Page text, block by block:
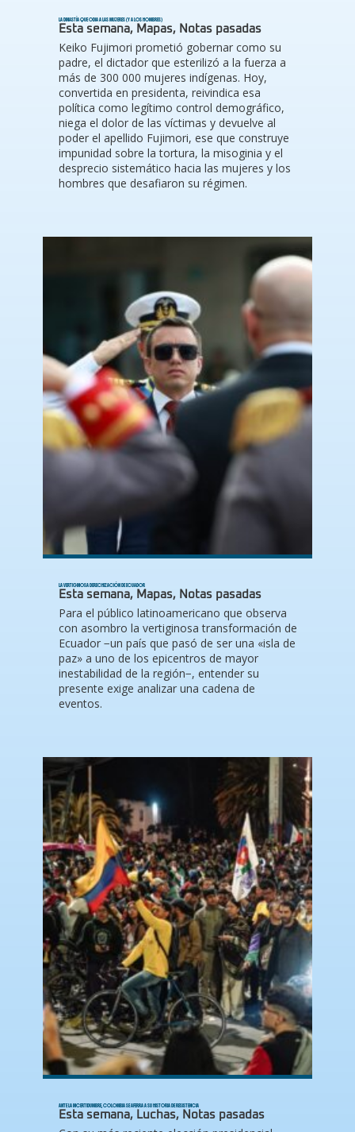
LA DINASTÍA QUE ODIA A LAS MUJERES (Y A LOS HOMBRES)
Esta semana, Mapas, Notas pasadas
Keiko Fujimori prometió gobernar como su
padre, el dictador que esterilizó a la fuerza a
más de 300 000 mujeres indígenas. Hoy,
convertida en presidenta, reivindica esa
política como legítimo control demográfico,
niega el dolor de las víctimas y devuelve al
poder el apellido Fujimori, ese que construye
impunidad sobre la tortura, la misoginia y el
desprecio sistemático hacia las mujeres y los
hombres que desafiaron su régimen.
LA VERTIGINOSA DERECHIZACIÓN DE ECUADOR
Esta semana, Mapas, Notas pasadas
Para el público latinoamericano que observa
con asombro la vertiginosa transformación de
Ecuador −un país que pasó de ser una «isla de
paz» a uno de los epicentros de mayor
inestabilidad de la región−, entender su
presente exige analizar una cadena de
eventos.
ANTE LA INCERTIDUMBRE, COLOMBIA SE AFERRA A SU HISTORIA DE RESISTENCIA
Esta semana, Luchas, Notas pasadas